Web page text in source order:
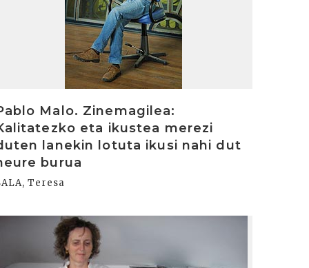
Malo. Zinemagilea:
eta ikustea merezi
lanekin lotuta ikusi nahi dut
burua
Teresa